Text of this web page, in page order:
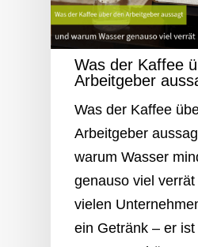
Was der Kaffee
Arbeitgeber
Was der Kaffee
Arbeitgeber
warum Wasser
genauso viel
vielen
ein Getränk – er